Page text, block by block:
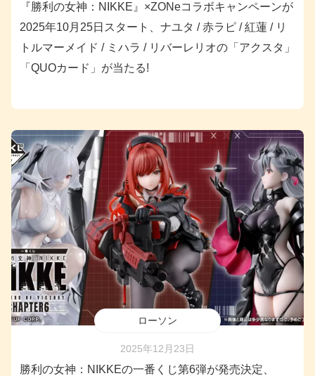
『勝利の女神：NIKKE』×ZONeコラボキャンペーンが
2025年10月25日スタート、ナユタ / 赤ラピ / 紅蓮 / リ
トルマーメイド / ミハラ / リバーレリオの「アクスタ」
「QUOカード」が当たる!
ローソン
2025年12月23日
勝利の女神：NIKKEの一番くじ第6弾が発売決定、